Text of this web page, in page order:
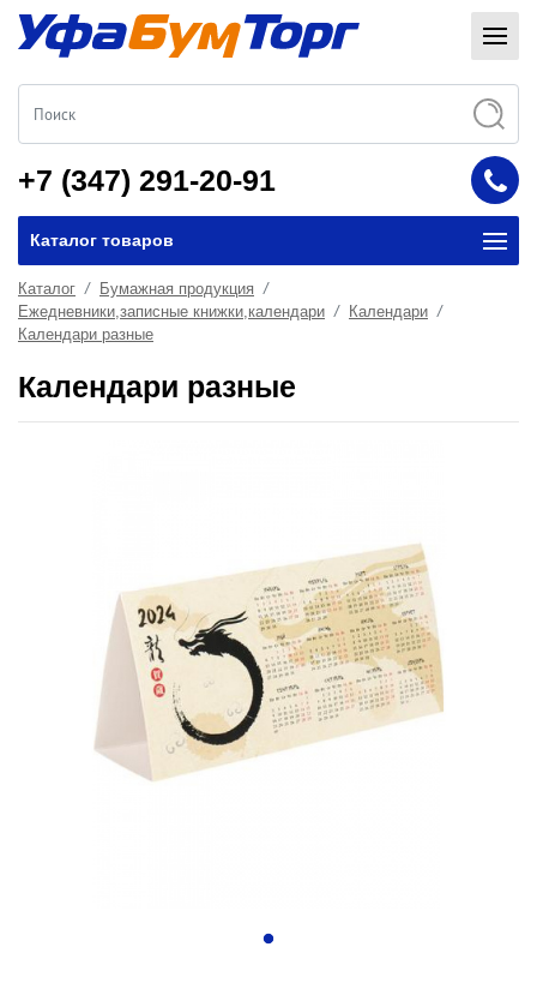
+7 (347) 291-20-91
Каталог товаров
Каталог
Бумажная продукция
Ежедневники,записные книжки,календари
Календари
Календари разные
Календари разные